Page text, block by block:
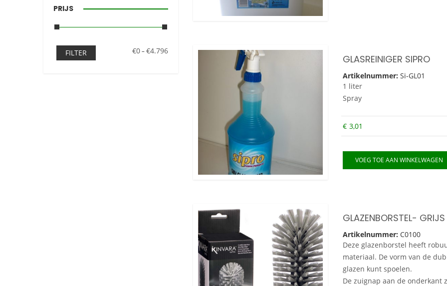
PRIJS
FILTER €0–€4.796
GLASREINIGER SIPRO
Artikelnummer: Si-GL01
1 liter
Spray
€ 3,01
VOEG TOE AAN WINKELWAGEN
Artikelnummer: C0100
Deze glazenborstel heeft
materiaal. De vorm van de
glazen kunt spoelen.
De zuignap aan de onderkant